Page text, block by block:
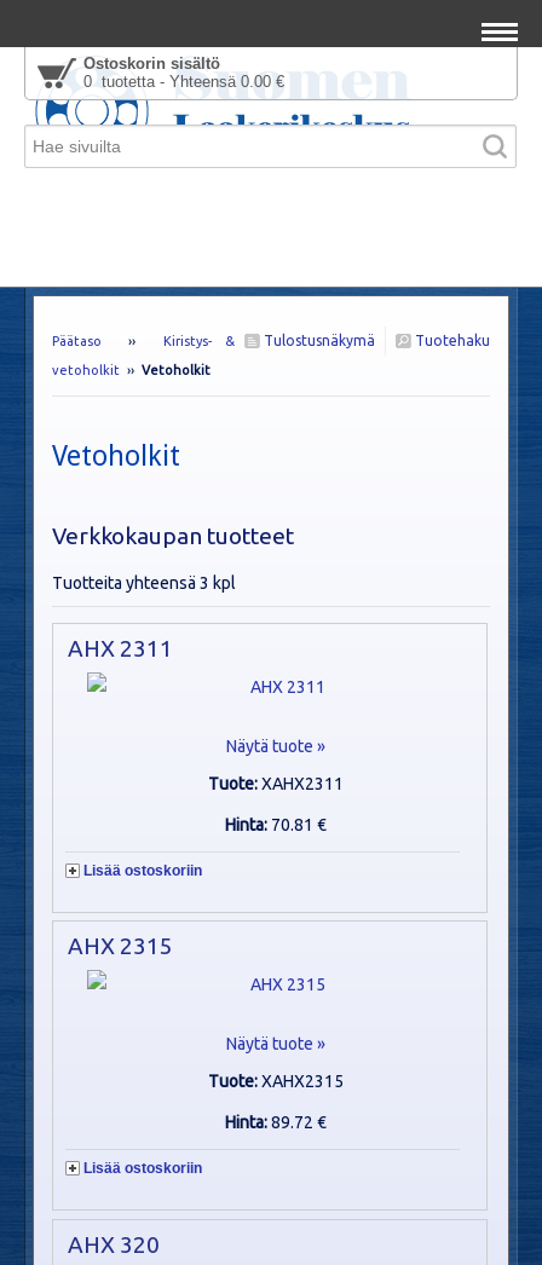
Ostoskorin sisältö
0 tuotetta - Yhteensä 0.00 €
Tuotehaku
Tulostusnäkymä
Päätaso ›› Kiristys- &
vetoholkit ›› Vetoholkit
Vetoholkit
Verkkokaupan tuotteet
Tuotteita yhteensä 3 kpl
AHX 2311
Näytä tuote »
Tuote:XAHX2311
Hinta: 70.81 €
Lisää ostoskoriin
AHX 2315
Näytä tuote »
Tuote:XAHX2315
Hinta:89.72 €
Lisää ostoskoriin
AHX 320